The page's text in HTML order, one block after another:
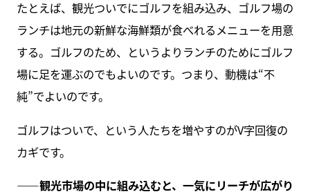
たとえば、観光ついでにゴルフを組み込み、ゴルフ場の
ランチは地元の新鮮な海鮮類が食べれるメニューを用意
する。ゴルフのため、というよりランチのためにゴルフ
場に足を運ぶのでもよいのです。つまり、動機は“不
純”でよいのです。
ゴルフはついで、という人たちを増やすのがV字回復の
カギです。
――観光市場の中に組み込むと、一気にリーチが広がり